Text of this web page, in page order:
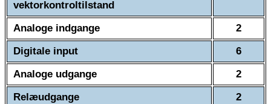
vektorkontroltilstand
Analoge indgange
2
Digitale input
6
Analoge udgange
2
Relæudgange
2